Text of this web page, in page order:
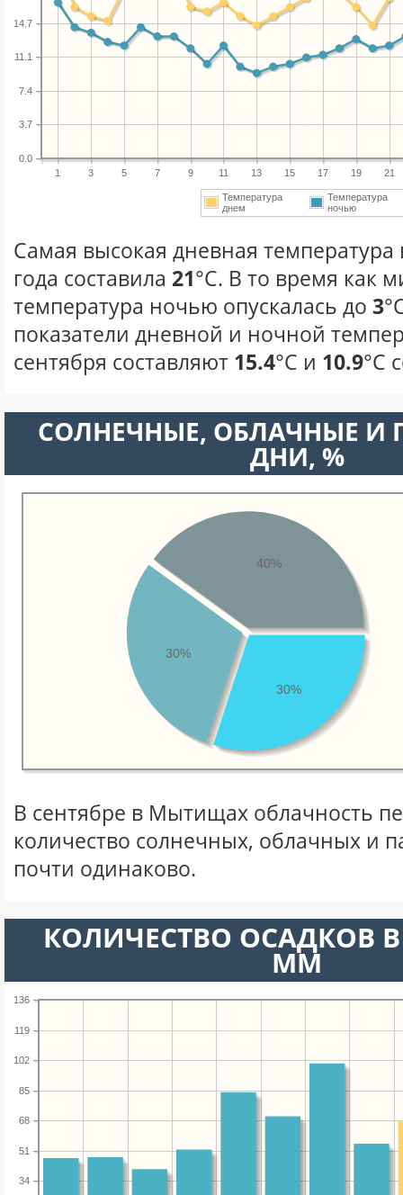
1 3 5 7 9 11 13 15 17 19 21
0.0
3.7
7.4
11.1
14.7
Температура
днем
Температура
ночью
Самая высокая дневная температура
года составила 21°С. В то время как
температура ночью опускалась до 3
показатели дневной и ночной
сентября составляют 15.4°С и 10.9°С
CОЛНЕЧНЫЕ, ОБЛАЧНЫЕ И
ДНИ, %
30%
30%
40%
В сентябре в Мытищах облачность
количество солнечных, облачных и
почти одинаково.
КОЛИЧЕСТВО ОСАДКОВ В
ММ
34
51
68
85
102
119
136